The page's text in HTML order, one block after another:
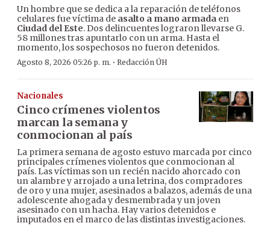
Un hombre que se dedica a la reparación de teléfonos
celulares fue víctima de asalto a mano armada en
Ciudad del Este. Dos delincuentes lograron llevarse G.
58 millones tras apuntarlo con un arma. Hasta el
momento, los sospechosos no fueron detenidos.
Agosto 8, 2026 05:26 p. m. · Redacción ÚH
Nacionales
Cinco crímenes violentos
marcan la semana y
conmocionan al país
La primera semana de agosto estuvo marcada por cinco
principales crímenes violentos que conmocionan al
país. Las víctimas son un recién nacido ahorcado con
un alambre y arrojado a una letrina, dos compradores
de oro y una mujer, asesinados a balazos, además de una
adolescente ahogada y desmembrada y un joven
asesinado con un hacha. Hay varios detenidos e
imputados en el marco de las distintas investigaciones.